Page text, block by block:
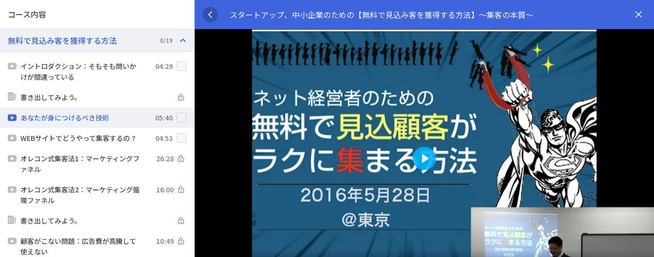
コース内容
無料で見込み客を獲得する方法 0/19
イントロダクション：そもそも問いか
けが間違っている
04:29
書き出してみよう。
あなたが身につけるべき技術 05:40
WEBサイトでどうやって集客するの？ 04:53
オレコン式集客法1：マーケティングフ
ァネル
26:28
オレコン式集客法2：マーケティング循
環ファネル
16:00
書き出してみよう。
顧客がこない問題：広告費が高騰して
使えない
10:49
スタートアップ、中小企業のための【無料で見込み客を獲得する方法】～集客の本質～
Play